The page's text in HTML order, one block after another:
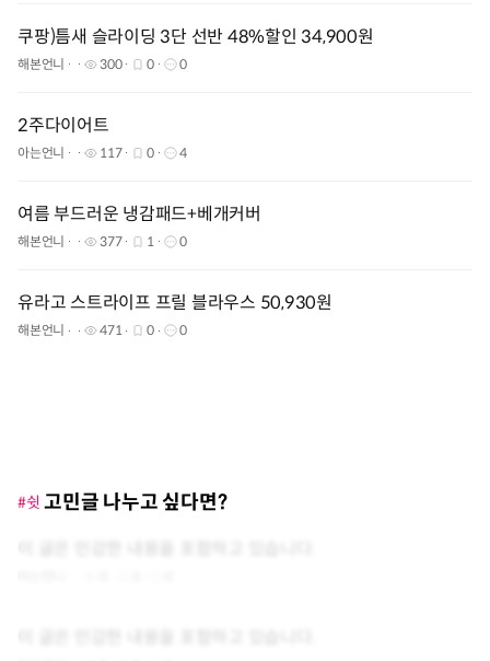
쿠팡)틈새 슬라이딩 3단 선반 48%할인 34,900원
해본언니 300 0 0
2주다이어트
아는언니 117 0 4
여름 부드러운 냉감패드+베개커버
해본언니 377 1 0
유라고 스트라이프 프릴 블라우스 50,930원
해본언니 471 0 0
#쉿 고민글 나누고 싶다면?